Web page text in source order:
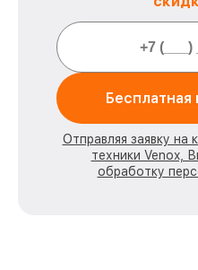
Бесплатная
Отправляя заявку на
техники Venox,
обработку